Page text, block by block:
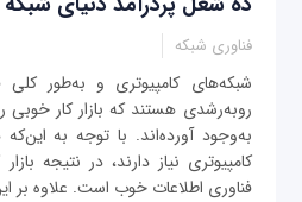
فناوری شبکه
شبکه‌های کامپیوتری و به‌طور کلی
روبه‌رشدی هستند که بازار کار
به‌وجود آورده‌اند. با توجه به
کامپیوتری نیاز دارند، در نتیجه
فناوری اطلاعات خوب است. علاوه بر